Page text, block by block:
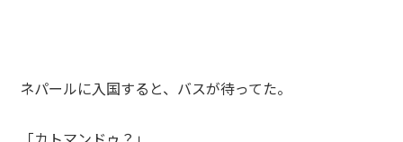
ネパールに入国すると、バスが待ってた。